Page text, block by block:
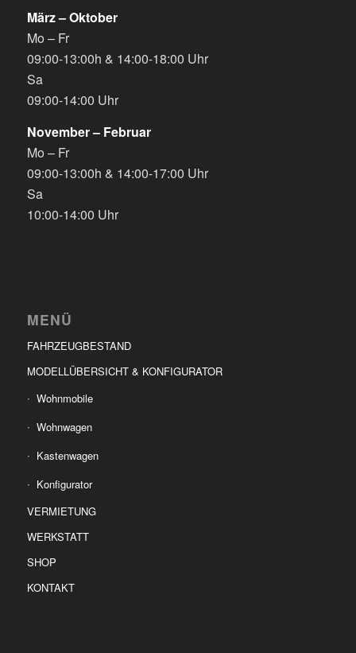
März – Oktober
Mo – Fr
09:00-13:00h & 14:00-18:00 Uhr
Sa
09:00-14:00 Uhr
November – Februar
Mo – Fr
09:00-13:00h & 14:00-17:00 Uhr
Sa
10:00-14:00 Uhr
MENÜ
FAHRZEUGBESTAND
MODELLÜBERSICHT & KONFIGURATOR
Wohnmobile
Wohnwagen
Kastenwagen
Konfigurator
VERMIETUNG
WERKSTATT
SHOP
KONTAKT